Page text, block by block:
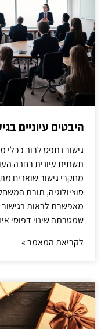
היבטים עיוניים
גישור נתפס לרוב ככלי
תשתית עיונית רחבה
מחקרי גישור שואבים
סוציולוגיה, תורת
מאפשרת לראות
שמטרתה שינוי דפוסי
לקריאת המאמר »